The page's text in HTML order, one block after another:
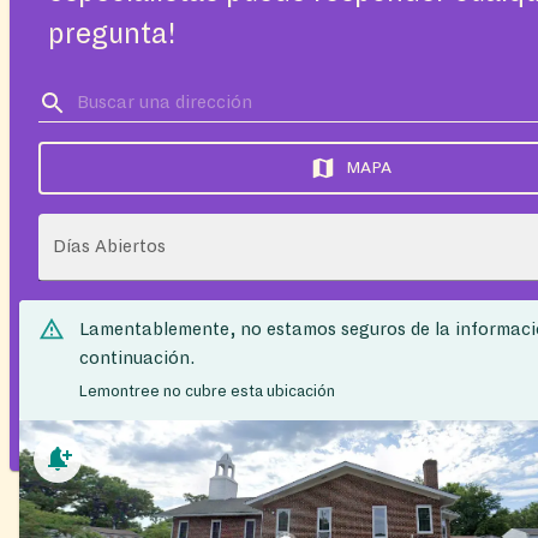
pregunta!
MAPA
Días Abiertos
Lamentablemente, no estamos seguros de la
continuación.
Lemontree no cubre esta ubicación